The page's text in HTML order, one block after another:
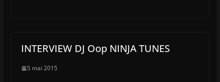
INTERVIEW DJ Oop NINJA TUNES
5 mai 2015